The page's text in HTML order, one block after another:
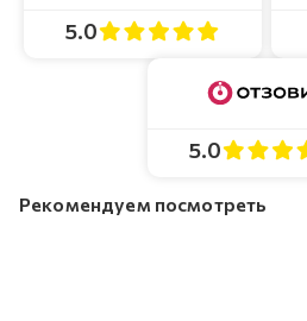
5.0
5.0
Рекомендуем посмотреть